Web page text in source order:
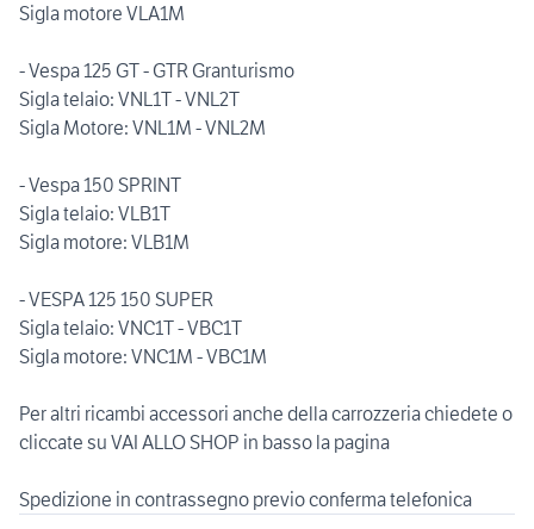
Sigla motore VLA1M
- Vespa 125 GT - GTR Granturismo
Sigla telaio: VNL1T - VNL2T
Sigla Motore: VNL1M - VNL2M
- Vespa 150 SPRINT
Sigla telaio: VLB1T
Sigla motore: VLB1M
- VESPA 125 150 SUPER
Sigla telaio: VNC1T - VBC1T
Sigla motore: VNC1M - VBC1M
Per altri ricambi accessori anche della carrozzeria chiedete o
cliccate su VAI ALLO SHOP in basso la pagina
Spedizione in contrassegno previo conferma telefonica